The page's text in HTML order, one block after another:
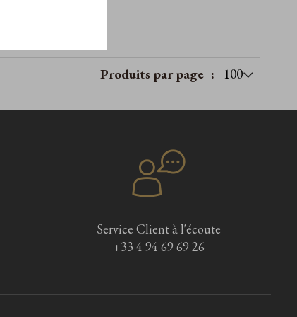
Produits par page
Service Client à l'écoute
+33 4 94 69 69 26